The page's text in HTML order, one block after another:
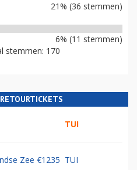
21% (36 stemmen)
6% (11 stemmen)
stemmen: 170
TUI
Zee €1235 TUI